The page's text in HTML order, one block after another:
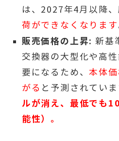
は、2027年4月以降、
荷ができなくなります
販売価格の上昇: 新基
交換器の大型化や高
要になるため、本体
がる と予測されていま
ルが消え、最低でも
能性）。